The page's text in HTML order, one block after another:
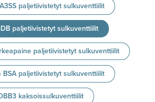
paljetiivistetyt sulkuventtiilit
paljetiivistetyt sulkuventtiilit
paljetiivistetyt sulkuventtiilit
BSA paljetiivistetyt sulkuventtiilit
kaksoissulkuventtiilit